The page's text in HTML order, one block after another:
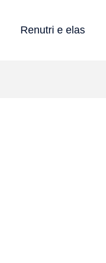
Renutri e elas